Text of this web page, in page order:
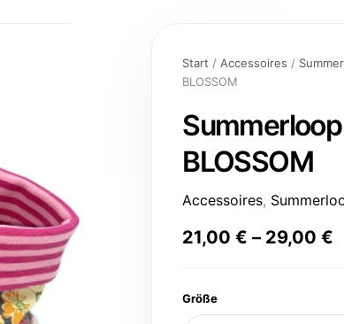
Start / Accessoires /
BLOSSOM
BLOSSOM
Accessoires,
21,00€ – 29,00€
Größe
BLOSSOM
Menge